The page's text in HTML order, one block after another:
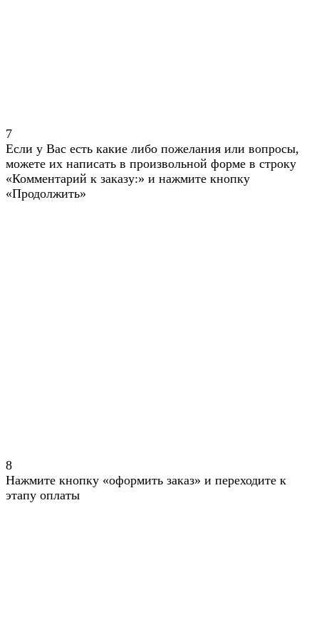
7
Если у Вас есть какие либо пожелания или вопросы,
можете их написать в произвольной форме в строку
«Комментарий к заказу:» и нажмите кнопку
«Продолжить»
8
Нажмите кнопку «оформить заказ» и переходите к
этапу оплаты